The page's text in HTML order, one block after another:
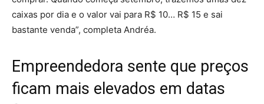
caixas por dia e o valor vai para R$ 10… R$ 15 e sai
bastante venda”, completa Andréa.
Empreendedora sente que preços
ficam mais elevados em datas